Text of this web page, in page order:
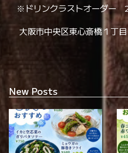
※ドリンクラストオーダー
大阪市中央区東心斎橋１丁
New Posts